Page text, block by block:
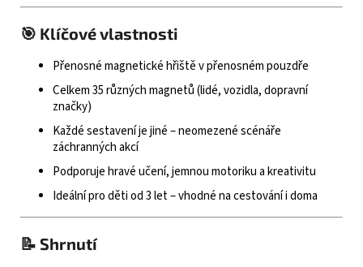
🎯 Klíčové vlastnosti
Přenosné magnetické hřiště v přenosném pouzdře
Celkem 35 různých magnetů (lidé, vozidla, dopravní
značky)
Každé sestavení je jiné – neomezené scénáře
záchranných akcí
Podporuje hravé učení, jemnou motoriku a kreativitu
Ideální pro děti od 3 let – vhodné na cestování i doma
📝 Shrnutí